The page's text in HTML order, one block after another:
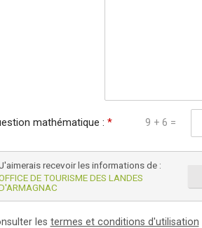
mathématique : * 9 + 6 =
recevoir les informations de :
DE TOURISME DES LANDES
les termes et conditions d'utilisation